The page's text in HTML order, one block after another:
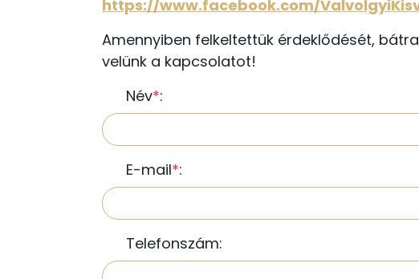
https://www.facebook.com/
Amennyiben felkeltettük érdeklődését,
velünk a kapcsolatot!
Név*:
E-mail*:
Telefonszám: